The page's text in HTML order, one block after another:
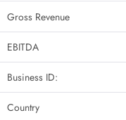
Gross Revenue
EBITDA
Business ID:
Country